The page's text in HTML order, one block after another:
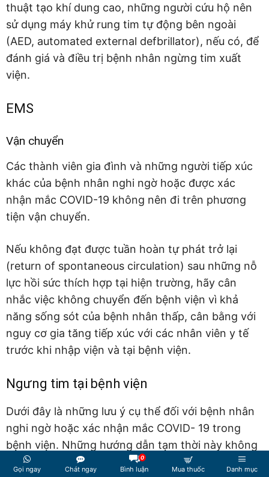
thuật tạo khí dung cao, những người cứu hộ nên
sử dụng máy khử rung tim tự động bên ngoài
(AED, automated external defbrillator), nếu có, để
đánh giá và điều trị bệnh nhân ngừng tim xuất
viện.
EMS
Vận chuyển
Các thành viên gia đình và những người tiếp xúc
khác của bệnh nhân nghi ngờ hoặc được xác
nhận mắc COVID-19 không nên đi trên phương
tiện vận chuyển.
Nếu không đạt được tuần hoàn tự phát trở lại
(return of spontaneous circulation) sau những nỗ
lực hồi sức thích hợp tại hiện trường, hãy cân
nhắc việc không chuyển đến bệnh viện vì khả
năng sống sót của bệnh nhân thấp, cân bằng với
nguy cơ gia tăng tiếp xúc với các nhân viên y tế
trước khi nhập viện và tại bệnh viện.
Ngưng tim tại bệnh viện
Dưới đây là những lưu ý cụ thể đối với bệnh nhân
nghi ngờ hoặc xác nhận mắc COVID- 19 trong
bệnh viện. Những hướng dẫn tạm thời này không
áp dụng cho những bệnh nhân được biết là âm
Gọi ngay Chát ngay
0
Bình luận Mua thuốc Danh mục